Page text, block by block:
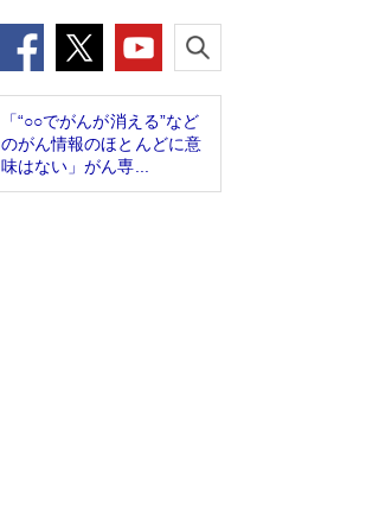
「“○○でがんが消える”など
のがん情報のほとんどに意
味はない」がん専...